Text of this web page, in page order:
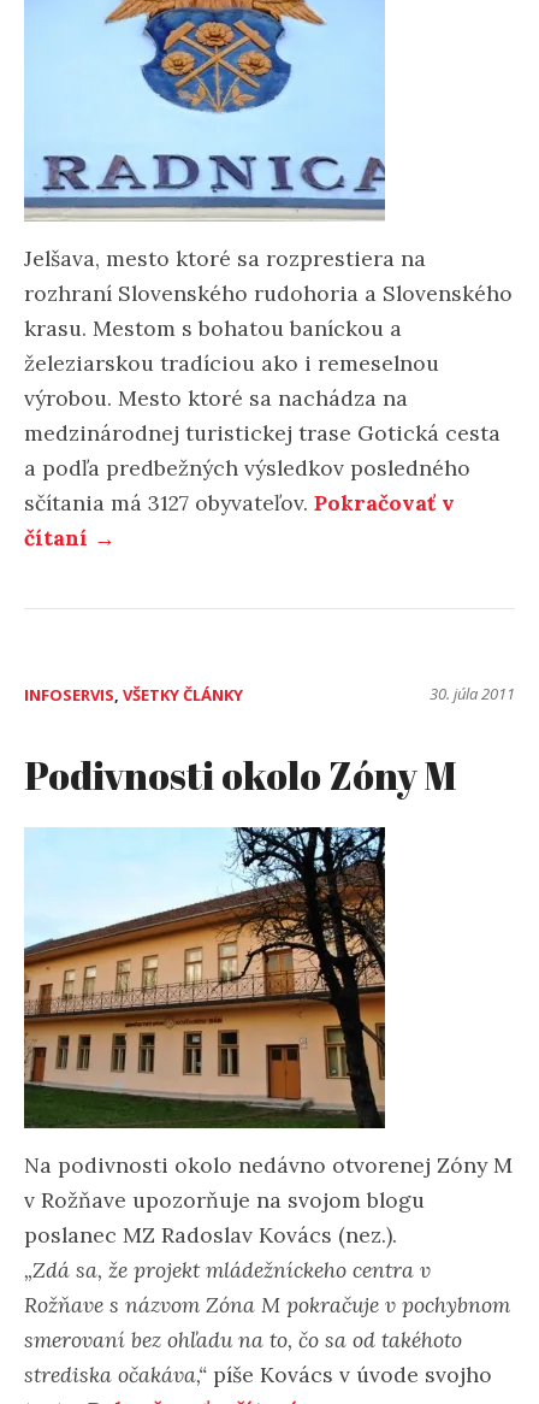
Jelšava, mesto ktoré sa rozprestiera na
rozhraní Slovenského rudohoria a Slovenského
krasu. Mestom s bohatou baníckou a
železiarskou tradíciou ako i remeselnou
výrobou. Mesto ktoré sa nachádza na
medzinárodnej turistickej trase Gotická cesta
a podľa predbežných výsledkov posledného
sčítania má 3127 obyvateľov. Pokračovať v
čítaní →
INFOSERVIS, VŠETKY ČLÁNKY 30. júla 2011
Podivnosti okolo Zóny M
Na podivnosti okolo nedávno otvorenej Zóny M
v Rožňave upozorňuje na svojom blogu
poslanec MZ Radoslav Kovács (nez.).
„Zdá sa, že projekt mládežníckeho centra v
Rožňave s názvom Zóna M pokračuje v pochybnom
smerovaní bez ohľadu na to, čo sa od takéhoto
strediska očakáva,“ píše Kovács v úvode svojho